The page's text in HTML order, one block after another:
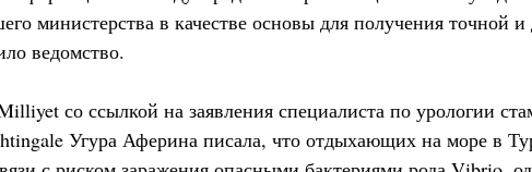
министерства в качестве основы для получения точной и
ведомство.
со ссылкой на заявления специалиста по урологии
Угура Аферина писала, что отдыхающих на море в